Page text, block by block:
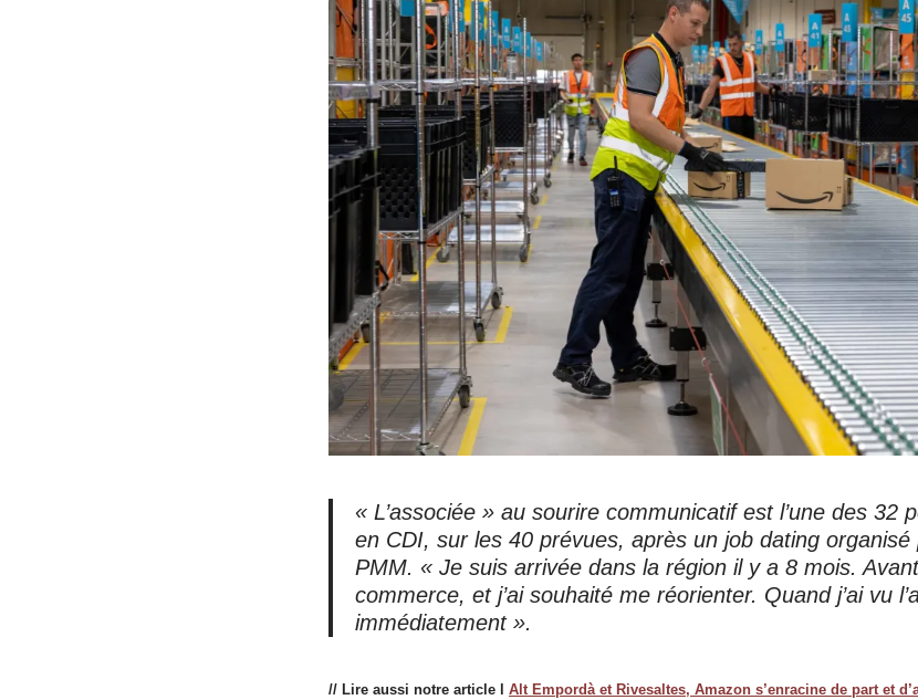
« L’associée » au sourire communicatif est l’une des 32
en CDI, sur les 40 prévues, après un job dating organisé
PMM. « Je suis arrivée dans la région il y a 8 mois.
commerce, et j’ai souhaité me réorienter. Quand j’ai vu
immédiatement ».
// Lire aussi notre article l Alt Empordà et Rivesaltes, Amazon s’enracine de part et